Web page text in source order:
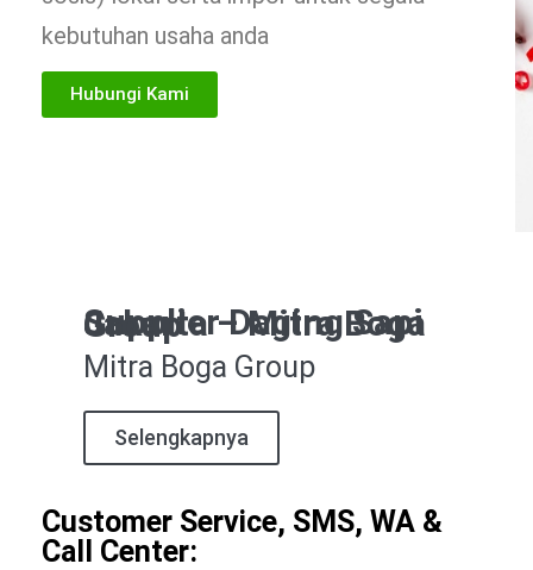
kebutuhan usaha anda
Hubungi Kami
Supplier Daging Sapi Jakarta – Mitra Boga Group
Mitra Boga Group
Selengkapnya
Customer Service, SMS, WA &
Call Center: